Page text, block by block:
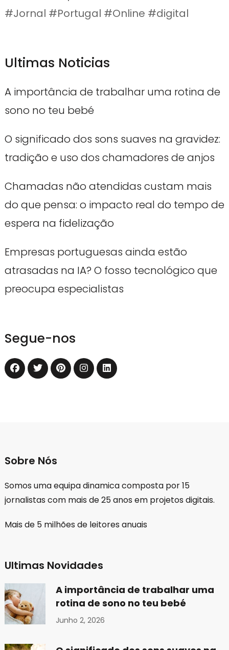
#Jornal #Portugal #Online #digital
Ultimas Noticias
A importância de trabalhar uma rotina de
sono no teu bebé
O significado dos sons suaves na gravidez:
tradição e uso dos chamadores de anjos
Chamadas não atendidas custam mais
do que pensa: o impacto real do tempo de
espera na fidelização
Empresas portuguesas ainda estão
atrasadas na IA? O fosso tecnológico que
preocupa especialistas
Segue-nos
Sobre Nós
Somos uma equipa dinamica composta por 15
jornalistas com mais de 25 anos em projetos digitais.
Mais de 5 milhões de leitores anuais
Ultimas Novidades
A importância de trabalhar uma
rotina de sono no teu bebé
Junho 2, 2026